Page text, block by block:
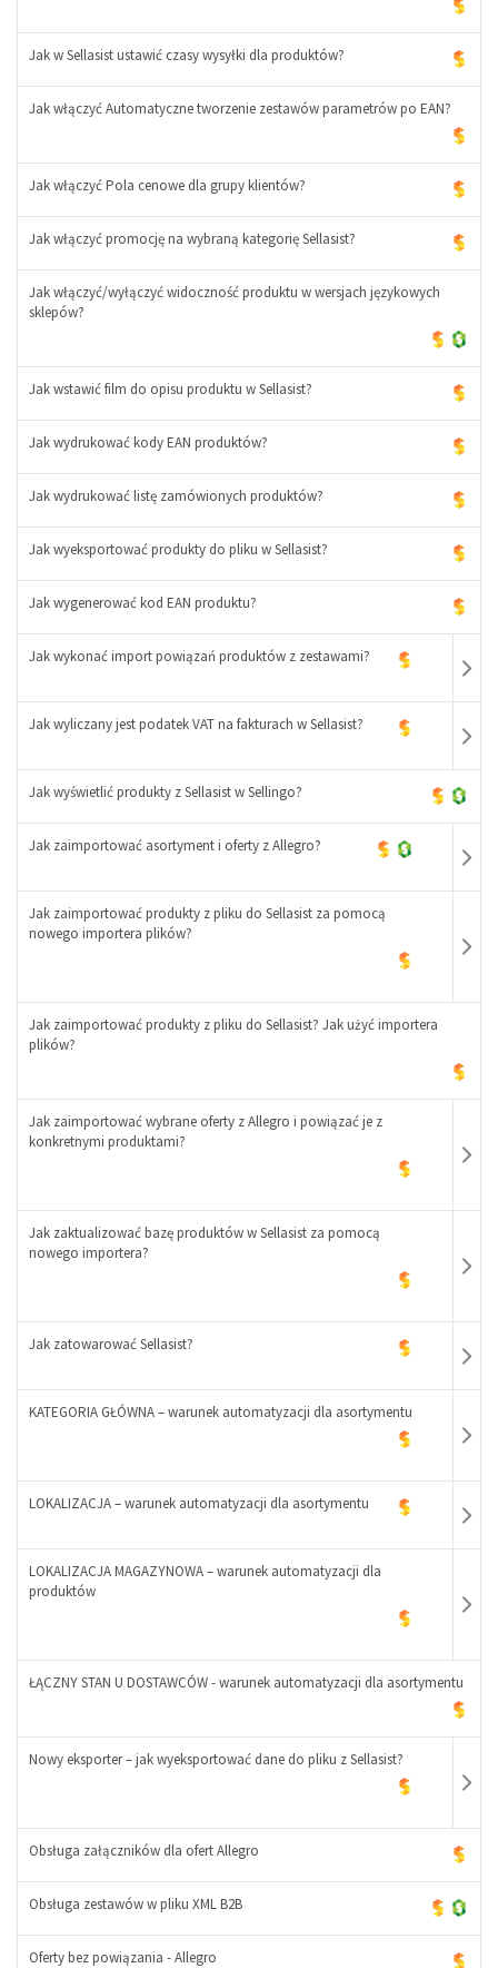
Jak w Sellasist ustawić czasy wysyłki dla produktów?
Jak włączyć Automatyczne tworzenie zestawów parametrów po EAN?
Jak włączyć Pola cenowe dla grupy klientów?
Jak włączyć promocję na wybraną kategorię Sellasist?
Jak włączyć/wyłączyć widoczność produktu w wersjach językowych
sklepów?
Jak wstawić film do opisu produktu w Sellasist?
Jak wydrukować kody EAN produktów?
Jak wydrukować listę zamówionych produktów?
Jak wyeksportować produkty do pliku w Sellasist?
Jak wygenerować kod EAN produktu?
Jak wykonać import powiązań produktów z zestawami?
-
+
Jak wyliczany jest podatek VAT na fakturach w Sellasist?
+
Jak wyświetlić produkty z Sellasist w Sellingo?
Jak zaimportować asortyment i oferty z Allegro?
+
Jak zaimportować produkty z pliku do Sellasist za pomocą
nowego importera plików?
-
+
Jak zaimportować produkty z pliku do Sellasist? Jak użyć importera
plików?
Jak zaimportować wybrane oferty z Allegro i powiązać je z
konkretnymi produktami?
+
Jak zaktualizować bazę produktów w Sellasist za pomocą
nowego importera?
-
Jak zatowarować Sellasist?
-
KATEGORIA GŁÓWNA – warunek automatyzacji dla asortymentu
-
LOKALIZACJA – warunek automatyzacji dla asortymentu
+
LOKALIZACJA MAGAZYNOWA – warunek automatyzacji dla
produktów
-
ŁĄCZNY STAN U DOSTAWCÓW - warunek automatyzacji dla asortymentu
Nowy eksporter – jak wyeksportować dane do pliku z Sellasist?
+
Obsługa załączników dla ofert Allegro
Obsługa zestawów w pliku XML B2B
Oferty bez powiązania - Allegro